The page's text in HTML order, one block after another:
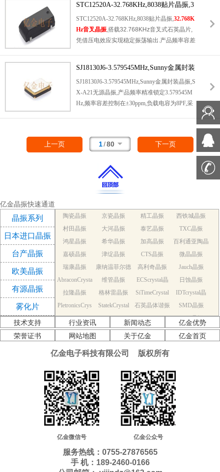
D编带高速贴装,PLC传感,低功耗IoT与边缘采
集极简免PLL稳定基准源.
STC12520A-32.768KHz,8038贴片晶振,3
2.768KHz音叉晶振
STC12520A-32.768KHz,8038贴片晶振, 32.768K
Hz音叉晶振 ,搭载32.768KHz音叉式石英晶片,
凭借压电效应实现稳定振荡输出.产品频率容差
与抗干扰能力,符合RoHS环保标准,广泛应用于
手机,平板电脑,电子钟表等消费电子产品,为实
时时钟(RTC)模块提供精准时间基准,保障设备
计时功能稳定可靠.
SJ18130J6-3.579545MHz,Sunny金属封装
晶振,SX-A21晶振
SJ18130J6-3.579545MHz,Sunny金属封装晶振,S
X-A21无源晶振,产品频率精准锁定3.579545M
Hz,频率容差控制在±30ppm,负载电容为8PF,采
CB布局.符合汽车级AEC-Q200认证标准,可在-
40℃至85℃宽温范围稳定工作,能承受30g加速
(ECU)等恶劣车载环境设计,为设备提供精准时
上一页 1/80 下一页
亿金晶振快速通道
晶振系列
日本进口晶振
台产晶振
欧美晶振
有源晶振
雾化片
陶瓷晶振 京瓷晶振 精工晶振
西铁城晶振
村田晶振
大河晶振 泰艺晶振
TXC晶振
鸿星晶振
希华晶振 加高晶振
百利通亚陶晶
振
嘉硕晶振 津绽晶振 CTS晶振
微晶晶振
瑞康晶振
康纳温菲尔德
晶振
高利奇晶振
Jauch晶振
AbraconCrysta
l晶振
维管晶振
ECScrystal晶
振
日蚀晶振
拉隆晶振
格林雷晶振
SiTimeCrystal
晶振
IDTcrystal晶
振
PletronicsCrys
tal晶振
StatekCrystal
晶振
石英晶体谐振
器
SMD晶振
KDS Quartz cr
ystal
NDK Quartz c
rystal
EPSON Quart
z crystal
AEK晶振
AEL晶振
Cardinal晶振 Crystek晶振
Euroquartz晶
振
KVG晶振
MMDCOMP
MtronPTI晶振
QuartzCom晶
振
QuartzChnik
SUNTSU晶振
Transko晶振
WI2WI晶振
富士晶振
MERCURY晶
振
韩国三呢晶振
ITTI晶振 ACT晶振
Lihom晶振
rubyquartz晶
Oscilent晶振
SHINSUNG
晶振
SMI晶振 PDI晶振
C-TECH晶振
Microchip晶
NIC晶振
QVS晶振 Bomar晶振
技术支持 行业资讯 新闻动态
亿金优势
荣誉证书
网站地图 关于亿金 亿金首页
亿金电子科技有限公司 版权所有
亿金微信号 亿金公众号
服务热线：0755-27876565
手 机：189-2460-0166